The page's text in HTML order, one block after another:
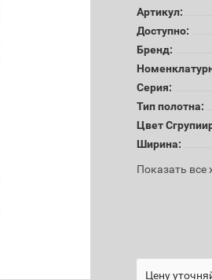
Артикул:
Доступно:
Бренд:
Серия:
Тип полотна:
Цвет
Ширина:
Показать все
Цену